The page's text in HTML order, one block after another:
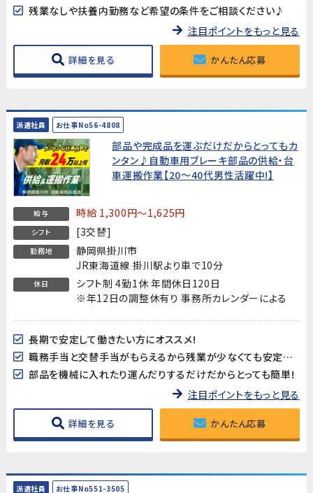
残業なしや扶養内勤務など希望の条件をご相談ください♪
注目ポイントをもっと見る
詳細を見る かんたん応募
派遣社員 お仕事No56-4808
部品や完成品を運ぶだけだからとってもカ
ンタン♪自動車用ブレーキ部品の供給・台
車運搬作業【20～40代男性活躍中!】
給与 時給 1,300円～1,625円
シフト [3交替]
勤務地
静岡県掛川市
JR東海道線 掛川駅より車で10分
休日
シフト制 4勤1休 年間休日120日
※年12日の調整休有り 事務所カレンダーによる
長期で安定して働きたい方にオススメ!
職務手当と交替手当がもらえるから残業が少なくても安定収入♪
部品を機械に入れたり運んだりするだけだからとっても簡単!
注目ポイントをもっと見る
詳細を見る かんたん応募
派遣社員 お仕事No551-3505